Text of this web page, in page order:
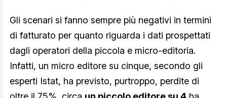
Gli scenari si fanno sempre più negativi in termini
di fatturato per quanto riguarda i dati prospettati
dagli operatori della piccola e micro-editoria.
Infatti, un micro editore su cinque, secondo gli
esperti Istat, ha previsto, purtroppo, perdite di